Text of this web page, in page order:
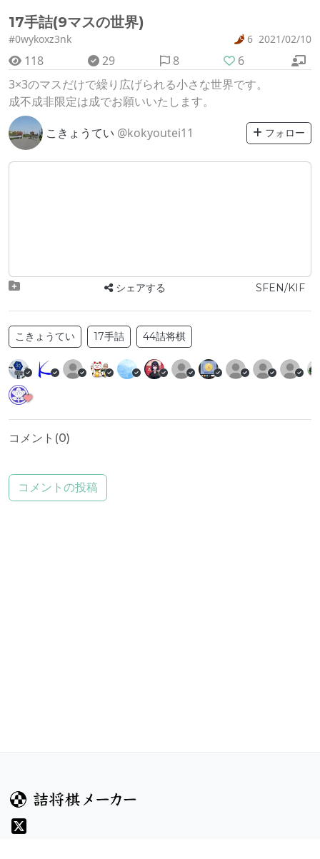
17手詰(9マスの世界)
#0wykoxz3nk 6 2021/02/10
118 29 8
6
3×3のマスだけで繰り広げられる小さな世界です。
成不成非限定は成でお願いいたします。
こきょうてい @kokyoutei11 フォロー
シェアする SFEN/KIF
こきょうてい 17手詰 44詰将棋
コメント(0)
コメントの投稿